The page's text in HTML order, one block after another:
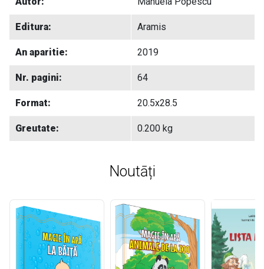
Editura: Aramis
An aparitie: 2019
Nr. pagini: 64
Format: 20.5x28.5
Greutate: 0.200 kg
Noutāți